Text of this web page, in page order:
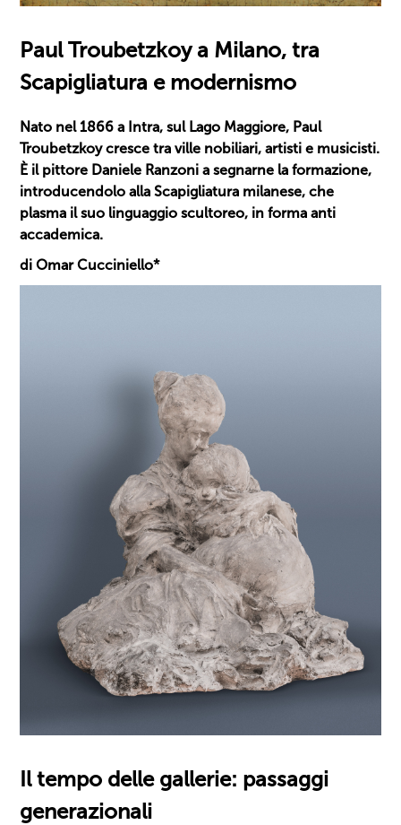
Paul Troubetzkoy a Milano, tra
Scapigliatura e modernismo
Nato nel 1866 a Intra, sul Lago Maggiore, Paul
Troubetzkoy cresce tra ville nobiliari, artisti e musicisti.
È il pittore Daniele Ranzoni a segnarne la formazione,
introducendolo alla Scapigliatura milanese, che
plasma il suo linguaggio scultoreo, in forma anti
accademica.
di Omar Cucciniello*
Il tempo delle gallerie: passaggi
generazionali